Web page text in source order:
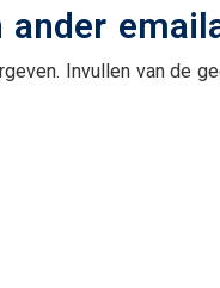
Uw zakelijke bezittingen
Invullen van de